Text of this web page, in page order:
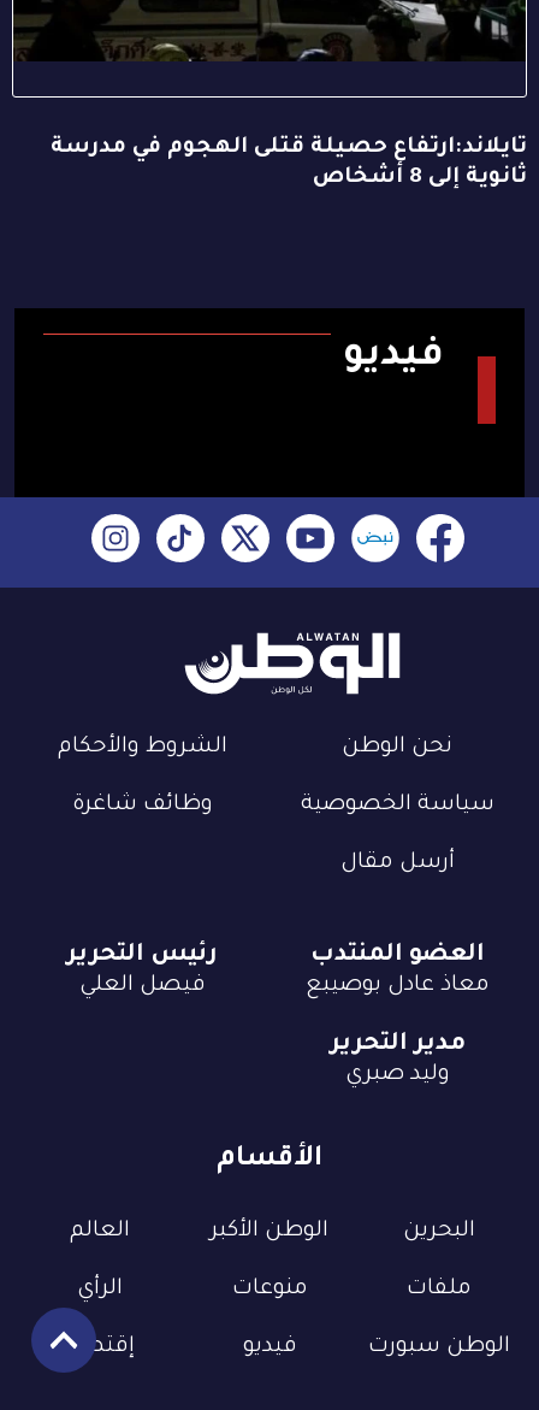
تايلاند:ارتفاع حصيلة قتلى الهجوم في مدرسة
ثانوية إلى 8 أشخاص
فيديو
نحن الوطن الشروط والأحكام
سياسة الخصوصية وظائف شاغرة
أرسل مقال
الأقسام
البحرين الوطن الأكبر العالم
ملفات منوعات الرأي
الوطن سبورت فيديو إقتصاد
العضو المنتدب
معاذ عادل بوصيبع
رئيس التحرير
فيصل العلي
مدير التحرير
وليد صبري